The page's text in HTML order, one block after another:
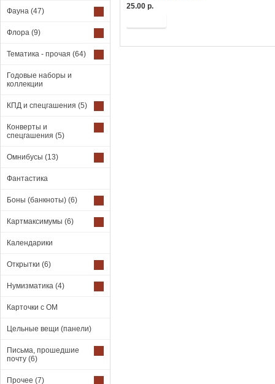
Фауна (47)
Флора (9)
Тематика - прочая (64)
Годовые наборы и
коллекции
КПД и спецгашения (5)
Конверты и
спецгашения (5)
Омнибусы (13)
Фантастика
Боны (банкноты) (6)
Картмаксимумы (6)
Календарики
Открытки (6)
Нумизматика (4)
Карточки с ОМ
Цельные вещи (панели)
Письма, прошедшие
почту (6)
Прочее (7)
25.00 р.